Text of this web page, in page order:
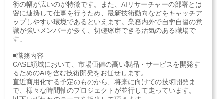
術の幅が広いのが特徴です。また、AIリサーチャーの部署とは
密に連携して仕事を行うため、最新技術動向などをキャッチア
ップしやすい環境であるといえます。業務内外で自学自習の意
識が強いメンバーが多く、切磋琢磨できる活気のある職場で
す。
■職務内容
CASE領域において、市場価値の高い製品・サービスを開発す
るためのAIを含む技術開発をお任せします。
直近商用化する予定のものから、将来に向けての技術開発ま
で、様々な時間軸のプロジェクトが並行して走っています。